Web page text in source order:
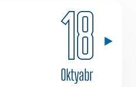
18
Oktyabr